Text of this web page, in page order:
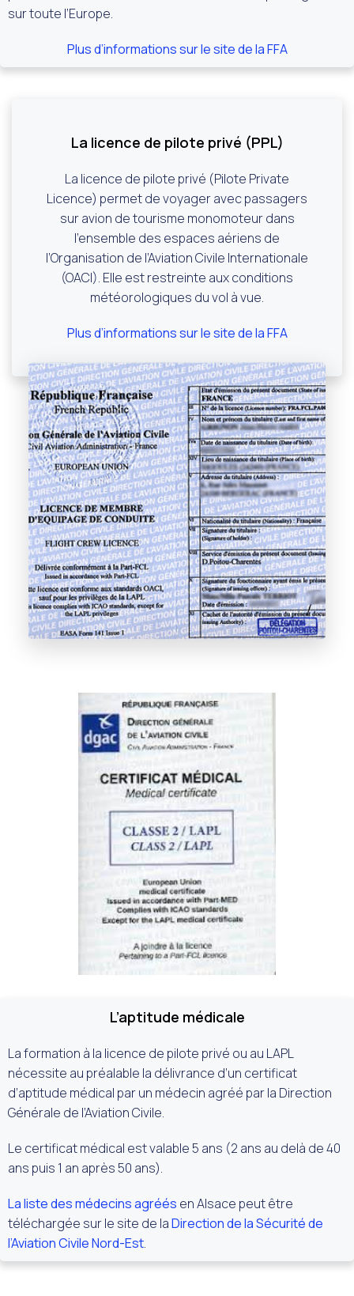
sur toute l’Europe.
Plus d’informations sur le site de la FFA
La licence de pilote privé (PPL)
La licence de pilote privé (Pilote Private
Licence) permet de voyager avec passagers
sur avion de tourisme monomoteur dans
l’ensemble des espaces aériens de
l’Organisation de l’Aviation Civile Internationale
(OACI). Elle est restreinte aux conditions
météorologiques du vol à vue.
Plus d’informations sur le site de la FFA
L’aptitude médicale
La formation à la licence de pilote privé ou au LAPL
nécessite au préalable la délivrance d’un certificat
d’aptitude médical par un médecin agréé par la Direction
Générale de l’Aviation Civile.
Le certificat médical est valable 5 ans (2 ans au delà de 40
ans puis 1 an après 50 ans).
La liste des médecins agréés en Alsace peut être
téléchargée sur le site de laDirection de la Sécurité de
l’Aviation Civile Nord-Est.